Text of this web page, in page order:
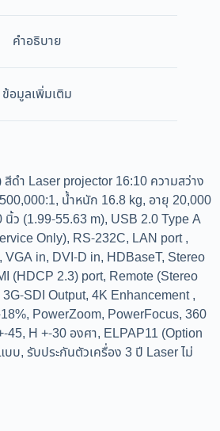
คำอธิบาย
ข้อมูลเพิ่มเติม
ดำ Laser projector 16:10 ความสว่าง
น้ำหนัก 16.8 kg, อายุ 20,000
นิ้ว (1.99-55.63 m), USB 2.0 Type A
Only), RS-232C, LAN port ,
in, DVI-D in, HDBaseT, Stereo
(HDCP 2.3) port, Remote (Stereo
SDI Output, 4K Enhancement ,
PowerZoom, PowerFocus, 360
45, H +-30 องศา, ELPAP11 (Option
บ, รับประกันตัวเครื่อง 3 ปี Laser ไม่